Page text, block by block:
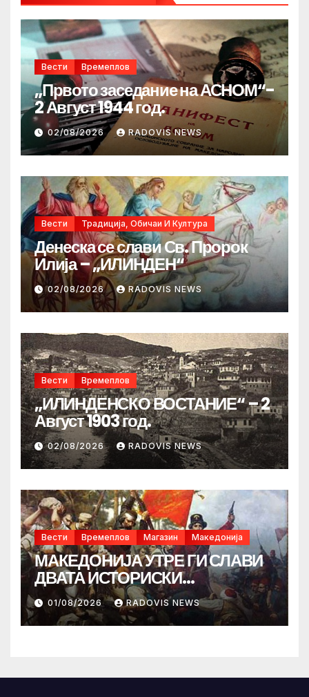
Вести Времеплов
„Првото заседание на АСНОМ“-
2 Август 1944 год.
02/08/2026 RADOVIS NEWS
Вести Традиција, Обичаи И Култура
Денеска се слави Св. Пророк
Илија – „ИЛИНДЕН“
02/08/2026 RADOVIS NEWS
Вести Времеплов
„ИЛИНДЕНСКО ВОСТАНИЕ“ – 2
Август 1903 год.
02/08/2026 RADOVIS NEWS
Вести Времеплов Магазин Македонија
МАКЕДОНИЈА УТРЕ ГИ СЛАВИ
ДВАТА ИСТОРИСКИ
ИЛИНДЕНА!
01/08/2026 RADOVIS NEWS